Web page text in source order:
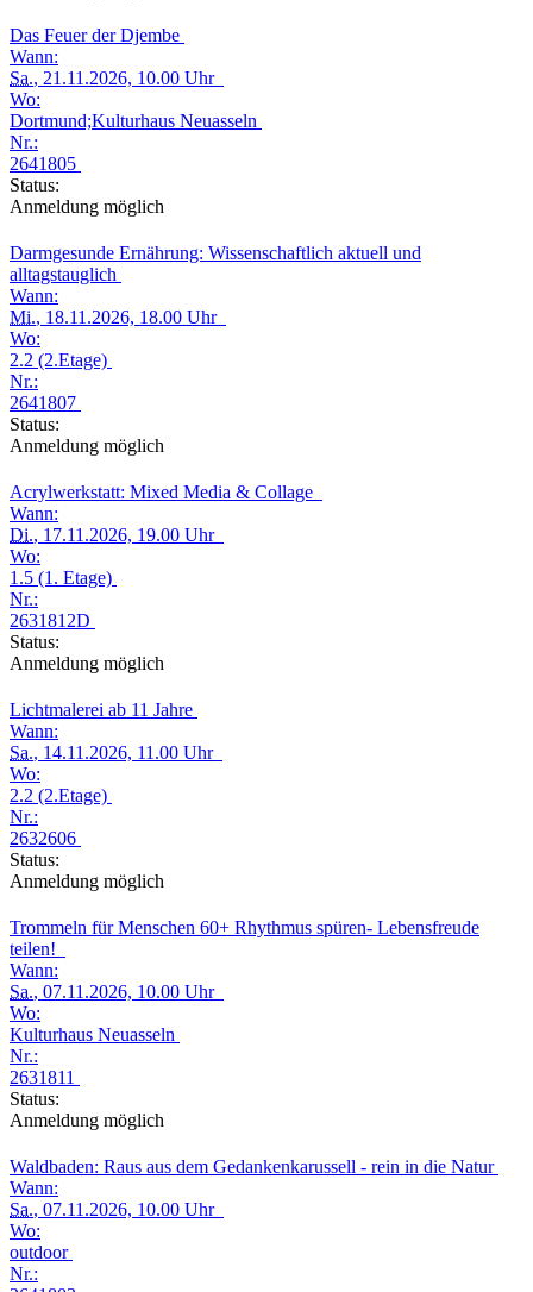
Das Feuer der Djembe
Wann:
Sa., 21.11.2026, 10.00 Uhr
Wo:
Dortmund;Kulturhaus Neuasseln
Nr.:
2641805
Status:
Anmeldung möglich
Darmgesunde Ernährung: Wissenschaftlich aktuell und
alltagstauglich
Wann:
Mi., 18.11.2026, 18.00 Uhr
Wo:
2.2 (2.Etage)
Nr.:
2641807
Status:
Anmeldung möglich
Acrylwerkstatt: Mixed Media & Collage
Wann:
Di., 17.11.2026, 19.00 Uhr
Wo:
1.5 (1. Etage)
Nr.:
2631812D
Status:
Anmeldung möglich
Lichtmalerei ab 11 Jahre
Wann:
Sa., 14.11.2026, 11.00 Uhr
Wo:
2.2 (2.Etage)
Nr.:
2632606
Status:
Anmeldung möglich
Trommeln für Menschen 60+ Rhythmus spüren- Lebensfreude
teilen!
Wann:
Sa., 07.11.2026, 10.00 Uhr
Wo:
Kulturhaus Neuasseln
Nr.:
2631811
Status:
Anmeldung möglich
Waldbaden: Raus aus dem Gedankenkarussell - rein in die Natur
Wann:
Sa., 07.11.2026, 10.00 Uhr
Wo:
outdoor
Nr.: